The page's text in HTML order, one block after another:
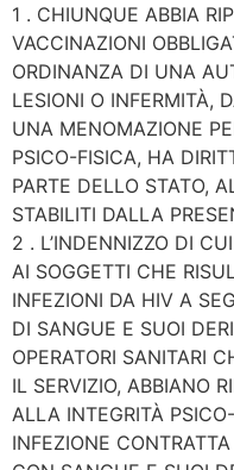
1 . CHIUNQUE ABBIA
VACCINAZIONI
ORDINANZA DI UNA
LESIONI O INFERMITÀ,
UNA MENOMAZIONE
PSICO-FISICA, HA
PARTE DELLO STATO,
STABILITI DALLA
2 . L’INDENNIZZO DI
AI SOGGETTI CHE
INFEZIONI DA HIV A
DI SANGUE E SUOI
OPERATORI SANITARI
IL SERVIZIO, ABBIANO
ALLA INTEGRITÀ
INFEZIONE